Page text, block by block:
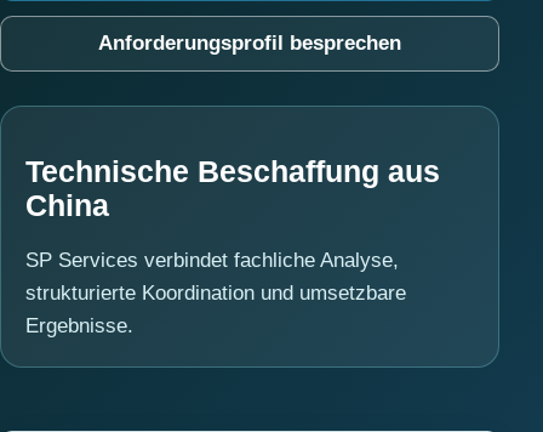
Anforderungsprofil besprechen
Technische Beschaffung aus
China
SP Services verbindet fachliche Analyse,
strukturierte Koordination und umsetzbare
Ergebnisse.